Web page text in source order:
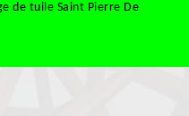
de tuile Saint Pierre De